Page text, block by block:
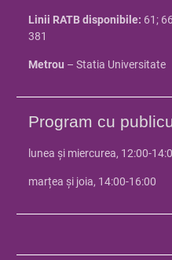
Linii RATB disponibile: 61;
381
Metrou – Statia Universitate
Program cu
lunea și miercurea, 12:00-
marțea și joia, 14:00-16:00